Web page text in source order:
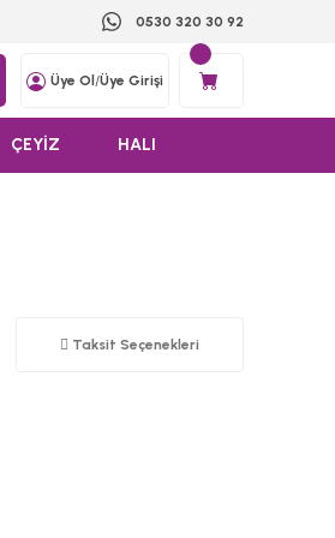
0530 320 30 92
Üye Ol /Üye Girişi
ÇEYİZ HALI
Taksit Seçenekleri